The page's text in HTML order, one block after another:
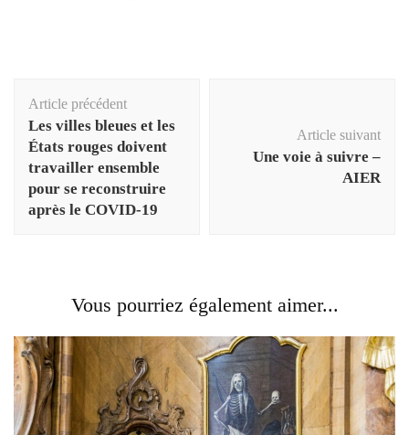
d'article
Article précédent
Les villes bleues et les
États rouges doivent
travailler ensemble
pour se reconstruire
après le COVID-19
Article suivant
Une voie à suivre –
AIER
Vous pourriez également aimer...